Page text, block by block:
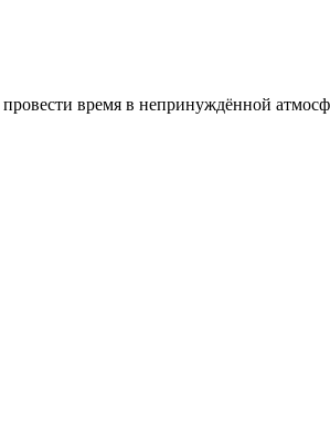
время в непринуждённой